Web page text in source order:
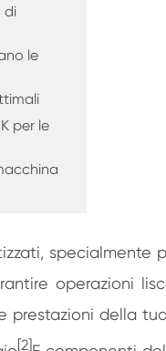
di
le
per le
operazioni
prestazioni della
[2]